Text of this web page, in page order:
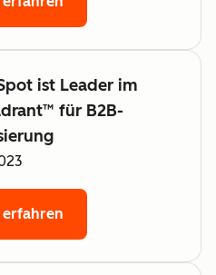
ist Leader im
für B2B-
erfahren